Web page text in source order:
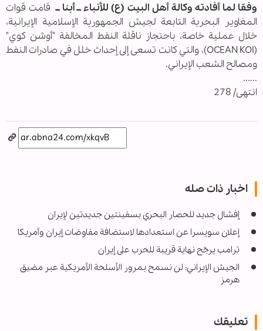
وفقا لما أفادته وكالة أهل البيت (ع) للأنباء ــ أبنا ــقامت قوات
المغاوير البحرية التابعة لجيش الجمهورية الإسلامية الإيرانية،
خلال عملية خاصة، باحتجاز ناقلة النفط المخالفة "أوشن كوي"
(OCEAN KOI)، والتي كانت تسعى إلى إحداث خلل في صادرات النفط
ومصالح الشعب الإيراني.
......
انتهى/ 278
اخبار ذات صله
إفشال جديد للحصار البحري بسفينتين جديدتين لإيران
إعلان سويسرا عن استعدادها لاستضافة مفاوضات إيران وأمريكا
ترامب يرجّح نهاية قريبة للحرب على إيران
الجيش الإيراني: لن نسمح بمرور الأسلحة الأمريكية عبر مضيق
هرمز
تعليقك